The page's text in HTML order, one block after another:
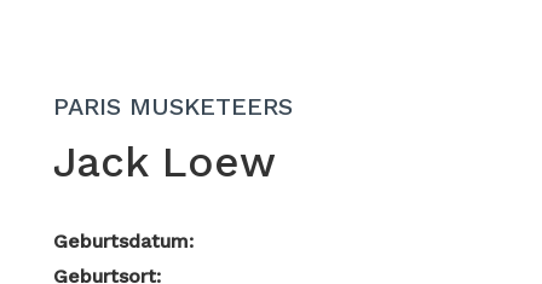
PARIS MUSKETEERS
Jack Loew
Geburtsdatum:
Geburtsort: